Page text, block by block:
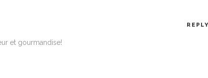
REPLY
et gourmandise!